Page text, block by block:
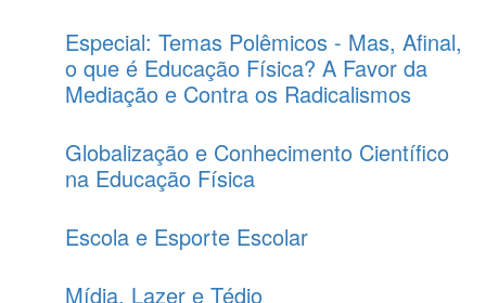
Especial: Temas Polêmicos - Mas, Afinal,
o que é Educação Física? A Favor da
Mediação e Contra os Radicalismos
Globalização e Conhecimento Científico
na Educação Física
Escola e Esporte Escolar
Mí­dia, Lazer e Tédio